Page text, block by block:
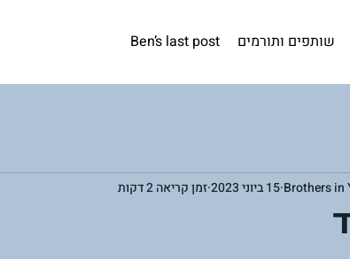
שותפים ותורמים Ben’s last post
Brothers in 15 ביוני 2023 זמן קריאה 2 דקות